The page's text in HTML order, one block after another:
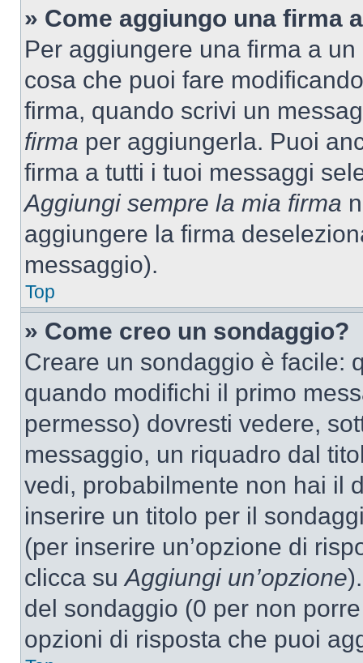
» Come aggiungo una firma
Per aggiungere una firma a
cosa che puoi fare
firma, quando scrivi un
firma per aggiungerla. Puoi
firma a tutti i tuoi messaggi
Aggiungi sempre la mia firma
aggiungere la firma
messaggio).
Top
» Come creo un sondaggio?
Creare un sondaggio è facile:
quando modifichi il primo
permesso) dovresti vedere,
messaggio, un riquadro dal
vedi, probabilmente non hai il
inserire un titolo per il
(per inserire un’opzione di
clicca suAggiungi un’opzione
del sondaggio (0 per non
opzioni di risposta che puoi